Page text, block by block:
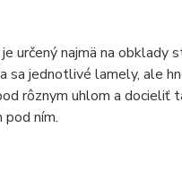
najmä na obklady
jednotlivé lamely, ale
rôznym uhlom a docieliť
pod ním.